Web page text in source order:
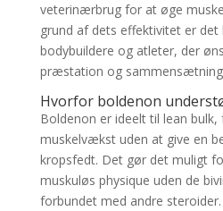
veterinærbrug for at øge
grund af dets effektivitet er
bodybuildere og atleter, der
præstation og
Hvorfor boldenon
Boldenon er ideelt til lean
muskelvækst uden at give en
kropsfedt. Det gør det muligt
muskuløs physique uden de
forbundet med andre